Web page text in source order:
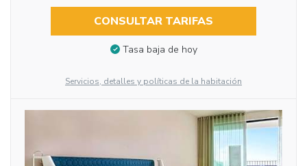
CONSULTAR TARIFAS
Tasa baja de hoy
Servicios, detalles y políticas de la habitación